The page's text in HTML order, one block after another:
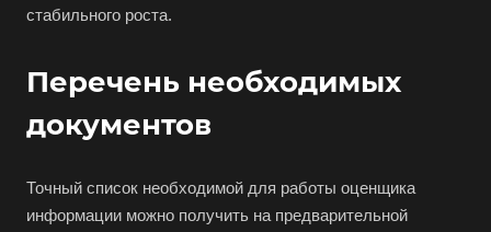
стабильного роста.
Перечень необходимых
документов
Точный список необходимой для работы оценщика
информации можно получить на предварительной
Альметьевск
Ангарск
Анжеро-Судженск
Апрелевка
Арамиль